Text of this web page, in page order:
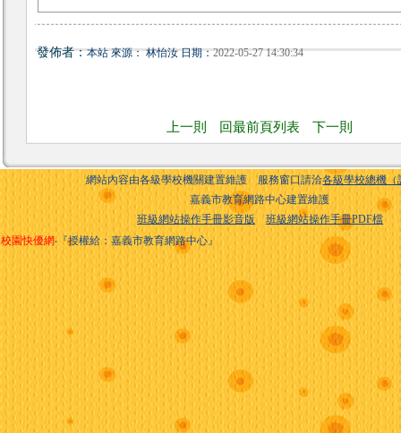
發佈者：本站 來源： 林怡汝 日期：2022-05-27 14:30:34
上一則 回最前頁列表 下一則
網站內容由各級學校機關建置維護 服務窗口請洽各級學校總機（
嘉義市教育網路中心建置維護
班級網站操作手冊影音版
班級網站操作手冊PDF檔
校園快優網‧『授權給：嘉義市教育網路中心』